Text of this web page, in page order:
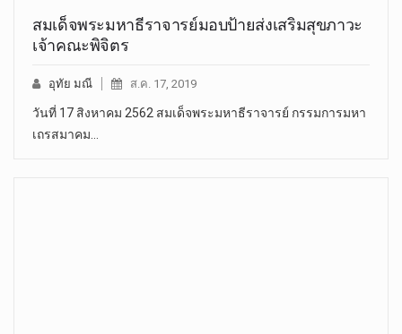
สมเด็จพระมหาธีราจารย์มอบป้ายส่งเสริมสุขภาวะ
เจ้าคณะพิจิตร
อุทัย มณี ส.ค. 17, 2019
วันที่ 17 สิงหาคม 2562 สมเด็จพระมหาธีราจารย์ กรรมการมหา
เถรสมาคม…